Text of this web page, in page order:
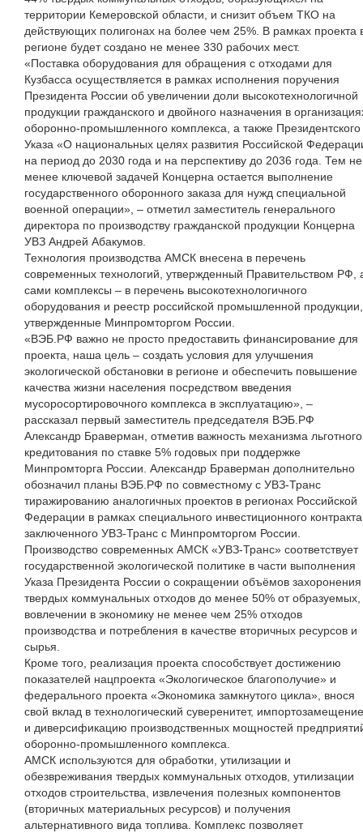
территории Кемеровской области, и снизит объем ТКО на
действующих полигонах на более чем 25%. В рамках проекта
регионе будет создано не менее 330 рабочих мест.
«Поставка оборудования для обращения с отходами для
Кузбасса осуществляется в рамках исполнения поручения
Президента России об увеличении доли высокотехнологичной
продукции гражданского и двойного назначения в
оборонно-промышленного комплекса, а также Президентского
Указа «О национальных целях развития Российской
на период до 2030 года и на перспективу до 2036 года. Тем не
менее ключевой задачей Концерна остается выполнение
государственного оборонного заказа для нужд специальной
военной операции», – отметил заместитель генерального
директора по производству гражданской продукции Концерна
УВЗ Андрей Абакумов.
Технология производства АМСК внесена в перечень
современных технологий, утвержденный Правительством РФ,
сами комплексы – в перечень высокотехнологичного
оборудования и реестр российской промышленной продукции,
утвержденные Минпромторгом России.
«ВЭБ.РФ важно не просто предоставить финансирование для
проекта, наша цель – создать условия для улучшения
экологической обстановки в регионе и обеспечить повышение
качества жизни населения посредством введения
мусоросортировочного комплекса в эксплуатацию», –
рассказал первый заместитель председателя ВЭБ.РФ
Александр Браверман, отметив важность механизма льготного
кредитования по ставке 5% годовых при поддержке
Минпромторга России. Александр Браверман дополнительно
обозначил планы ВЭБ.РФ по совместному с УВЗ-Транс
тиражированию аналогичных проектов в регионах Российской
Федерации в рамках специального инвестиционного
заключенного УВЗ-Транс с Минпромторгом России.
Производство современных АМСК «УВЗ-Транс» соответствует
государственной экологической политике в части выполнения
Указа Президента России о сокращении объёмов захоронения
твердых коммунальных отходов до менее 50% от образуемых,
вовлечении в экономику не менее чем 25% отходов
производства и потребления в качестве вторичных ресурсов и
сырья.
Кроме того, реализация проекта способствует достижению
показателей нацпроекта «Экологическое благополучие» и
федерального проекта «Экономика замкнутого цикла», внося
свой вклад в технологический суверенитет, импортозамещение
и диверсификацию производственных мощностей
оборонно-промышленного комплекса.
АМСК используются для обработки, утилизации и
обезвреживания твердых коммунальных отходов, утилизации
отходов строительства, извлечения полезных компонентов
(вторичных материальных ресурсов) и получения
альтернативного вида топлива. Комплекс позволяет